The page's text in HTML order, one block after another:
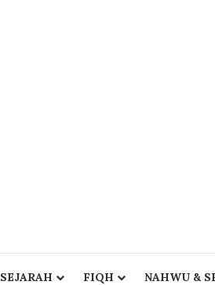
SEJARAH FIQH NAHWU &